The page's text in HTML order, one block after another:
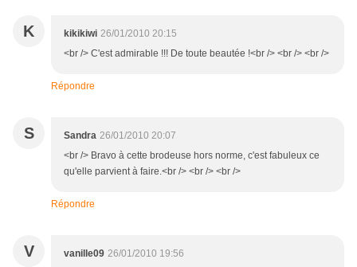
K kikikiwi 26/01/2010 20:15
<br /> C'est admirable !!! De toute beautée !<br /> <br /> <br />
Répondre
S Sandra 26/01/2010 20:07
<br /> Bravo à cette brodeuse hors norme, c'est fabuleux ce
qu'elle parvient à faire.<br /> <br /> <br />
Répondre
V vanille09 26/01/2010 19:56